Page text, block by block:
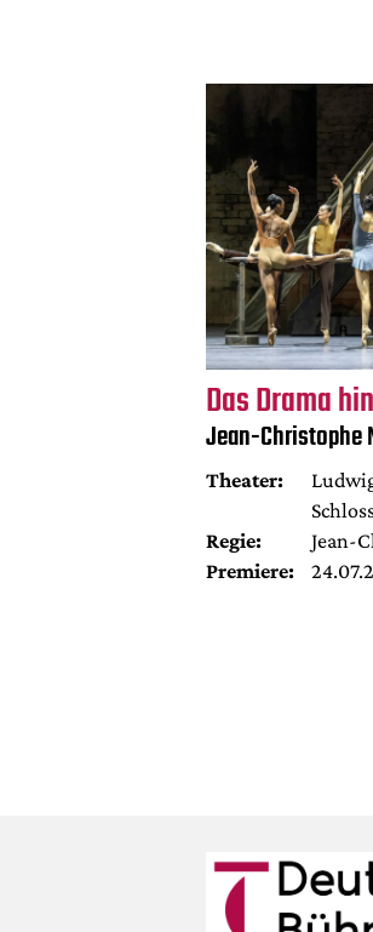
Das Drama
Jean-Christophe
Theater:
Regie:
Jean-
Premiere: